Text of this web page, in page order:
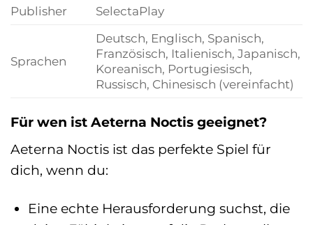
Publisher
SelectaPlay
Sprachen
Deutsch, Englisch, Spanisch,
Französisch, Italienisch, Japanisch,
Koreanisch, Portugiesisch,
Russisch, Chinesisch (vereinfacht)
Für wen ist Aeterna Noctis geeignet?
Aeterna Noctis ist das perfekte Spiel für
dich, wenn du:
Eine echte Herausforderung suchst, die